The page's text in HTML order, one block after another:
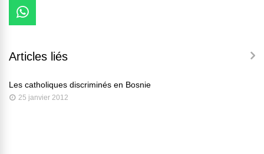
Articles liés
Les catholiques discriminés en Bosnie
25 janvier 2012